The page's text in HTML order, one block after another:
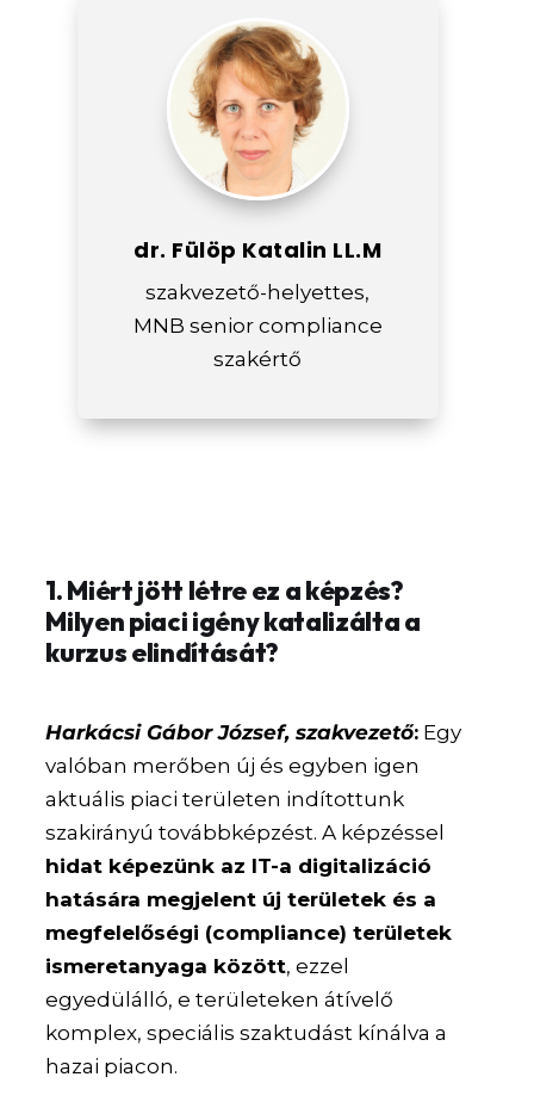
dr. Fülöp Katalin LL.M
szakvezető-helyettes,
MNB senior compliance
szakértő
1. Miért jött létre ez a képzés?
Milyen piaci igény katalizálta a
kurzus elindítását?
Harkácsi Gábor József, szakvezető: Egy
valóban merőben új és egyben igen
aktuális piaci területen indítottunk
szakirányú továbbképzést. A képzéssel
hidat képezünk az IT-a digitalizáció
hatására megjelent új területek és a
megfelelőségi (compliance) területek
ismeretanyaga között, ezzel
egyedülálló, e területeken átívelő
komplex, speciális szaktudást kínálva a
hazai piacon.